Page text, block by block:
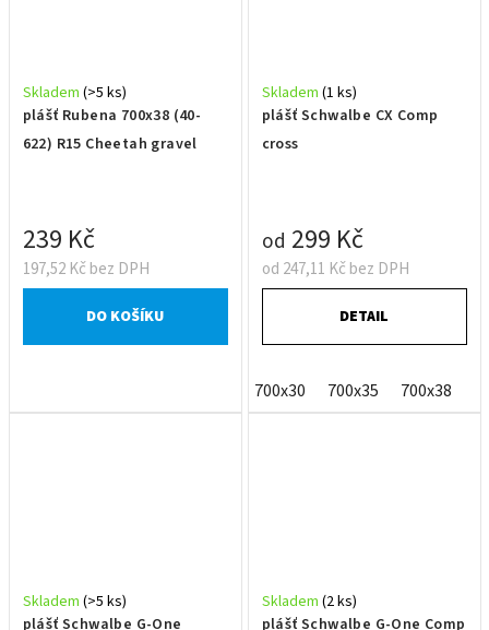
plášť Rubena 700x38 (40-
622) R15 Cheetah gravel
Skladem (>5 ks)
197,52 Kč bez DPH
239 Kč
DO KOŠÍKU
plášť Schwalbe CX Comp
cross
Skladem (1 ks)
od 247,11 Kč bez DPH
od 299 Kč
DETAIL
700x30 700x35 700x38
plášť Schwalbe G-One
Skladem (>5 ks)
plášť Schwalbe G-One Comp
Skladem (2 ks)